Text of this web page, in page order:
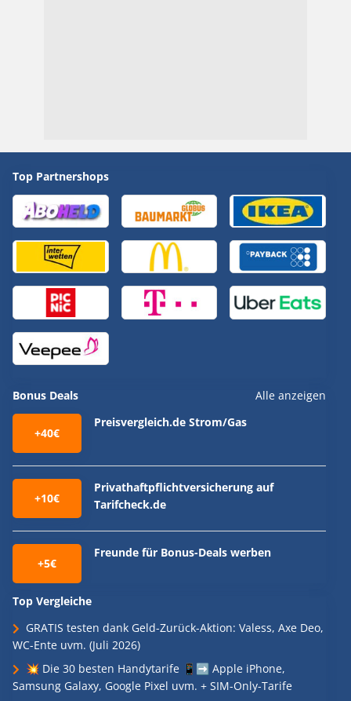
Top Partnershops
Bonus Deals Alle anzeigen
+40€
Preisvergleich.de Strom/Gas
+10€
Privathaftpflichtversicherung auf
Tarifcheck.de
+5€
Freunde für Bonus-Deals werben
Top Vergleiche
GRATIS testen dank Geld-Zurück-Aktion: Valess, Axe Deo,
WC-Ente uvm. (Juli 2026)
💥 Die 30 besten Handytarife 📱➡️ Apple iPhone,
Samsung Galaxy, Google Pixel uvm. + SIM-Only-Tarife